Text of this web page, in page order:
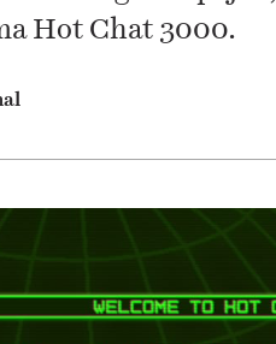
Hot Chat 3000.